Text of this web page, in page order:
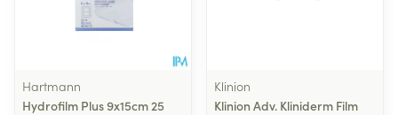
Hartmann
Hydrofilm Plus 9x15cm 25
Klinion
Klinion Adv. Kliniderm Film